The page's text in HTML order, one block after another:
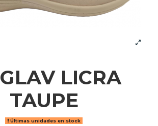
LICRA
TAUPE
Últimas unidades en stock